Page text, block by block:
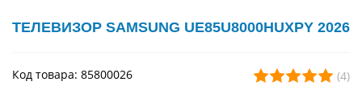
ТЕЛЕВИЗОР SAMSUNG UE85U8000HUXPY 2026
Код товара: 85800026 (4)